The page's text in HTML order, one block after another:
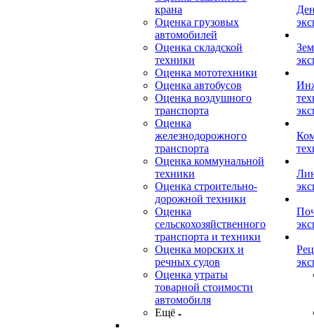
крана
Оценка грузовых
автомобилей
Оценка складской
техники
Оценка мототехники
Оценка автобусов
Оценка воздушного
транспорта
Оценка
железнодорожного
транспорта
Оценка коммунальной
техники
Оценка строительно-
дорожной техники
Оценка
сельскохозяйственного
транспорта и техники
Оценка морских и
речных судов
Оценка утраты
товарной стоимости
автомобиля
Ещё